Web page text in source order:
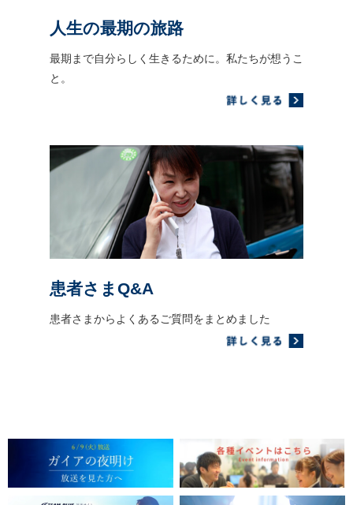
人生の最期の旅路
最期まで自分らしく生きるために。私たちが想うこ
と。
患者さまQ&A
患者さまからよくあるご質問をまとめました